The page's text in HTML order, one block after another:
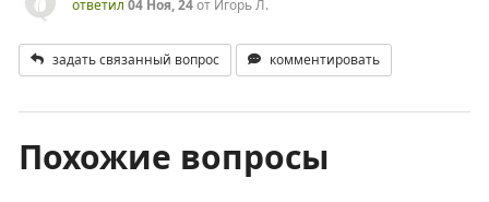
ответил 04 Ноя, 24от Игорь Л.
задать связанный вопрос комментировать
Похожие вопросы